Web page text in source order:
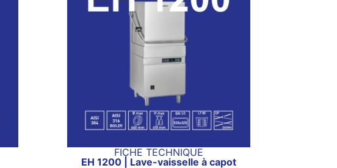
FICHE TECHNIQUE
EH 1200 | Lave-vaisselle à capot